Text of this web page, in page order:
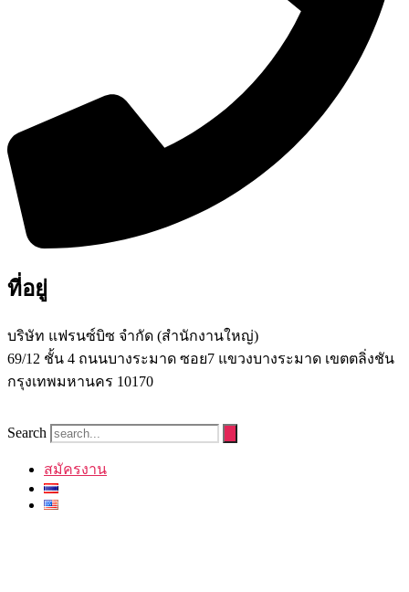
ที่อยู่
บริษัท แฟรนซ์บิซ จํากัด (สํานักงานใหญ่)
69/12 ชั้น 4 ถนนบางระมาด ซอย7 แขวงบางระมาด เขตตลิ่งชัน
กรุงเทพมหานคร 10170
Search
สมัครงาน